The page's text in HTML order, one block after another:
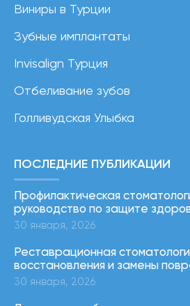
Виниры в Турции
Зубные имплантаты
Invisalign Турция
Отбеливание зубов
Голливудская Улыбка
ПОСЛЕДНИЕ ПУБЛИКАЦИИ
Профилактическая
руководство по защите
30 января, 2026
Реставрационная
восстановления и замены
30 января, 2026